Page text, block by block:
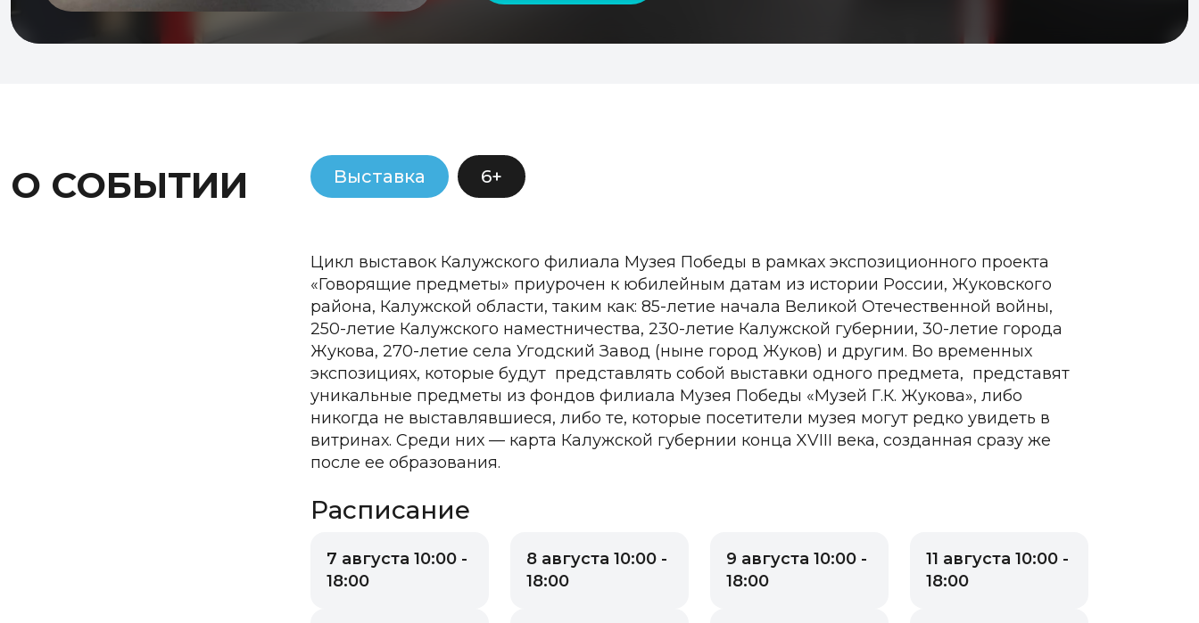
О СОБЫТИИ Выставка 6+
Цикл выставок Калужского филиала Музея Победы в рамках экспозиционного проекта
«Говорящие предметы» приурочен к юбилейным датам из истории России, Жуковского
района, Калужской области, таким как: 85-летие начала Великой Отечественной войны,
250-летие Калужского наместничества, 230-летие Калужской губернии, 30-летие города
Жукова, 270-летие села Угодский Завод (ныне город Жуков) и другим. Во временных
экспозициях, которые будут представлять собой выставки одного предмета, представят
уникальные предметы из фондов филиала Музея Победы «Музей Г.К. Жукова», либо
никогда не выставлявшиеся, либо те, которые посетители музея могут редко увидеть в
витринах. Среди них — карта Калужской губернии конца XVIII века, созданная сразу же
после ее образования.
Расписание
7 августа 10:00 -
18:00
8 августа 10:00 -
18:00
9 августа 10:00 -
18:00
11 августа 10:00 -
18:00